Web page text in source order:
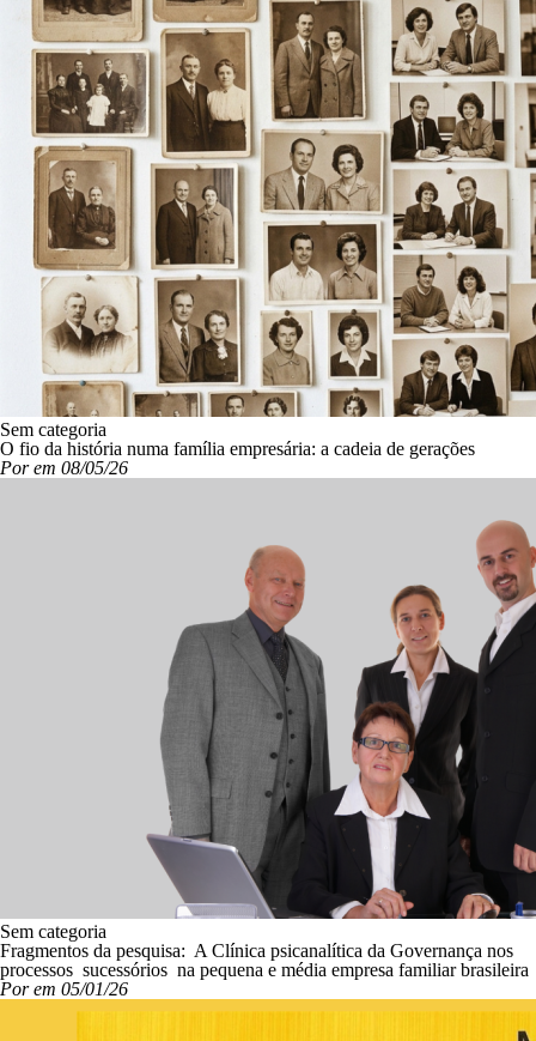
Sem categoria
O fio da história numa família empresária: a cadeia de gerações
Por em 08/05/26
Sem categoria
Fragmentos da pesquisa: A Clínica psicanalítica da Governança nos
processos sucessórios na pequena e média empresa familiar brasileira
Por em 05/01/26